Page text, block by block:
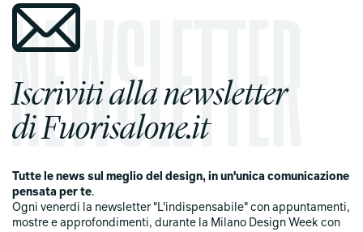
Iscriviti alla newsletter
di Fuorisalone.it
Tutte le news sul meglio del design, in un'unica comunicazione
pensata per te.
Ogni venerdi la newsletter "L'indispensabile" con appuntamenti,
mostre e approfondimenti, durante la Milano Design Week con